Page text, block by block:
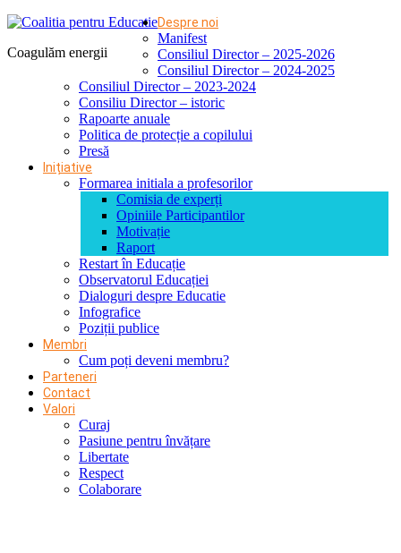
Coagulăm energii
Despre noi
Manifest
Consiliul Director – 2025-2026
Consiliul Director – 2024-2025
Consiliul Director – 2023-2024
Consiliu Director – istoric
Rapoarte anuale
Politica de protecție a copilului
Presă
Inițiative
Formarea initiala a profesorilor
Comisia de experți
Opiniile Participantilor
Motivație
Raport
Restart în Educație
Observatorul Educației
Dialoguri despre Educatie
Infografice
Poziții publice
Membri
Cum poți deveni membru?
Parteneri
Contact
Valori
Curaj
Pasiune pentru învățare
Libertate
Respect
Colaborare